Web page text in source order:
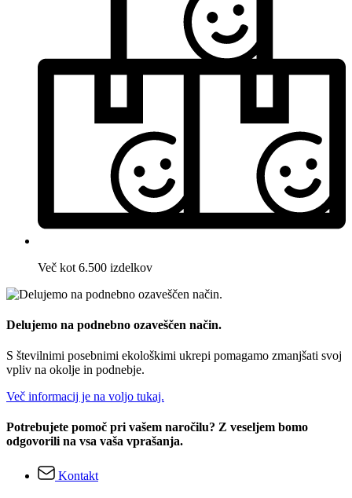
Več kot 6.500 izdelkov
Delujemo na podnebno ozaveščen način.
S številnimi posebnimi ekološkimi ukrepi pomagamo zmanjšati svoj
vpliv na okolje in podnebje.
Več informacij je na voljo tukaj.
Potrebujete pomoč pri vašem naročilu? Z veseljem bomo
odgovorili na vsa vaša vprašanja.
Kontakt